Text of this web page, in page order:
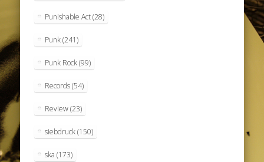
Punishable Act(28)
Punk(241)
Punk Rock(99)
Records(54)
Review(23)
siebdruck(150)
ska (173)